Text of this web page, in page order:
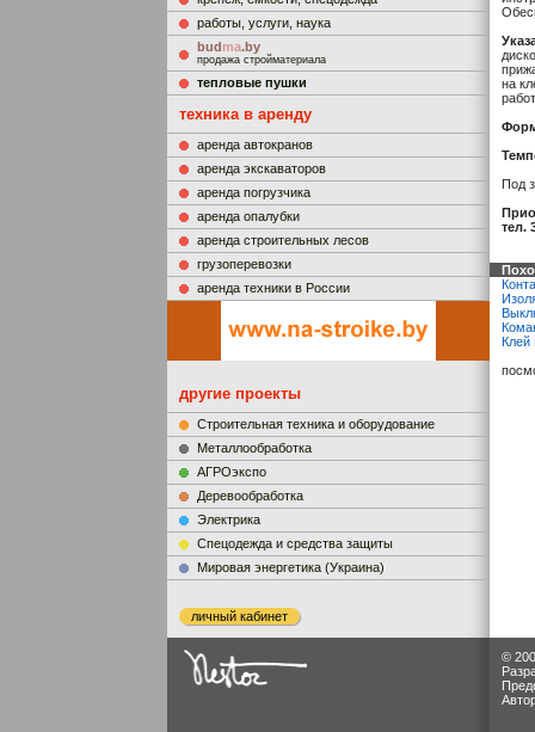
работы, услуги, наука
budma.by
продажа стройматериала
тепловые пушки
техника в аренду
аренда автокранов
аренда экскаваторов
аренда погрузчика
аренда опалубки
аренда строительных лесов
грузоперевозки
аренда техники в России
другие проекты
Строительная техника и оборудование
Металлообработка
АГРОэкспо
Деревообработка
Электрика
Cпецодежда и средства защиты
Мировая энергетика (Украина)
личный кабинет
на
Под
тел.
Клей
©